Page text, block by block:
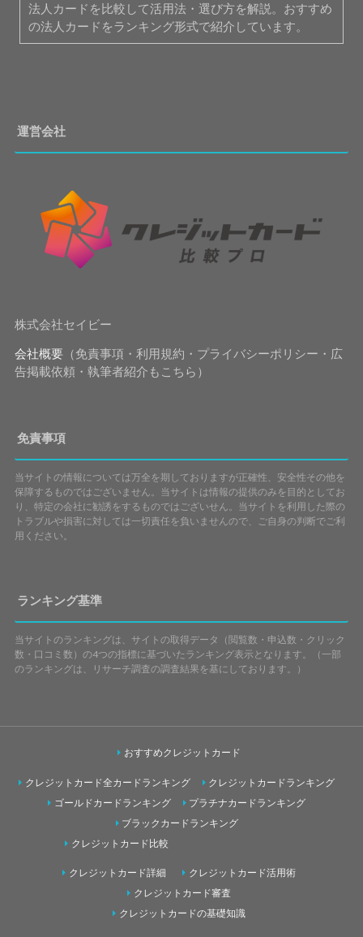
法人カードを比較して活用法・選び方を解説。おすすめ
の法人カードをランキング形式で紹介しています。
運営会社
株式会社セイビー
会社概要（免責事項・利用規約・プライバシーポリシー・広
告掲載依頼・執筆者紹介もこちら）
免責事項
当サイトの情報については万全を期しておりますが正確性、安全性その他を
保障するものではございません。当サイトは情報の提供のみを目的としてお
り、特定の会社に勧誘をするものではございせん。当サイトを利用した際の
トラブルや損害に対しては一切責任を負いませんので、ご自身の判断でご利
用ください。
ランキング基準
当サイトのランキングは、サイトの取得データ（閲覧数・申込数・クリック
数・口コミ数）の4つの指標に基づいたランキング表示となります。（一部
のランキングは、リサーチ調査の調査結果を基にしております。）
おすすめクレジットカード
クレジットカード全カードランキング
クレジットカードランキング
ゴールドカードランキング
プラチナカードランキング
ブラックカードランキング
クレジットカード比較
クレジットカード詳細
クレジットカード活用術
クレジットカード審査
クレジットカードの基礎知識